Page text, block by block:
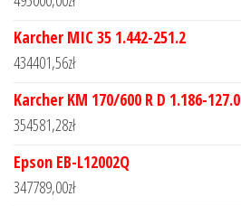
Karcher MIC 35 1.442-251.2
434401,56zł
Karcher KM 170/600 R D 1.186-127.0
354581,28zł
Epson EB-L12002Q
347789,00zł